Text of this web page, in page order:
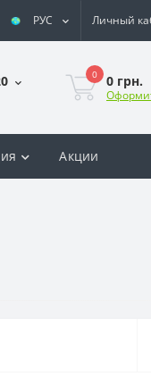
РУС Личный
0 0 грн.
Акции